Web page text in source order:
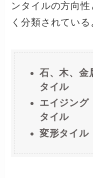
ンタイルの方向
く分類されている
石、木、金
タイル
エイジング
タイル
変形タイル